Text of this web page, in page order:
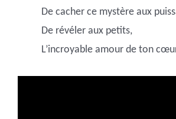
De cacher ce mystère aux
De révéler aux petits,
L’incroyable amour de ton